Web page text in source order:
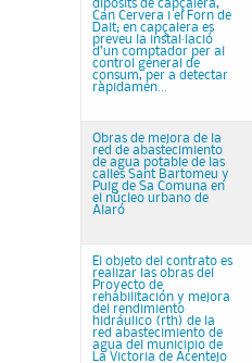
dipòsits de capçalera,
Can Cervera i el Forn de
Dalt; en capçalera es
preveu la instal·lació
d’un comptador per al
control general de
consum, per a detectar
ràpidamen...
Obras de mejora de la
red de abastecimiento
de agua potable de las
calles Sant Bartomeu y
Puig de Sa Comuna en
el núcleo urbano de
Alaró
El objeto del contrato es
realizar las obras del
Proyecto de
rehabilitación y mejora
del rendimiento
hidráulico (rth) de la
red abastecimiento de
agua del municipio de
La Victoria de Acentejo